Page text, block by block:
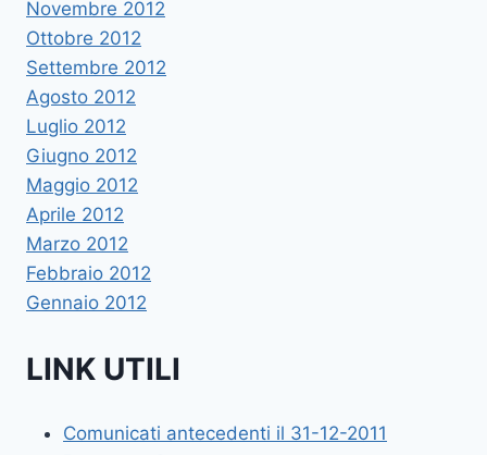
Novembre 2012
Ottobre 2012
Settembre 2012
Agosto 2012
Luglio 2012
Giugno 2012
Maggio 2012
Aprile 2012
Marzo 2012
Febbraio 2012
Gennaio 2012
LINK UTILI
Comunicati antecedenti il 31-12-2011